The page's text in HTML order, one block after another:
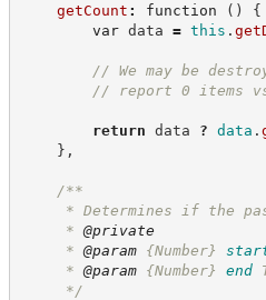
getCount : function ( )
{
var data = this .
// We may be
// report 0 items
return data ? data .
} ,
/**
* Determines if the
* @private
* @param {Number}
* @param {Number} end
*/